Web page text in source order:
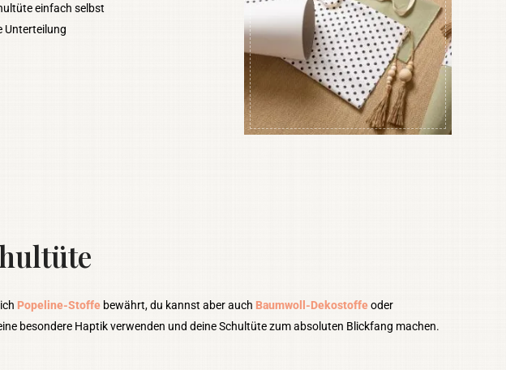
einfach selbst
Unterteilung
Popeline-Stoffe bewährt, du kannst aber auch Baumwoll-Dekostoffeoder
besondere Haptik verwenden und deine Schultüte zum absoluten Blickfang machen.